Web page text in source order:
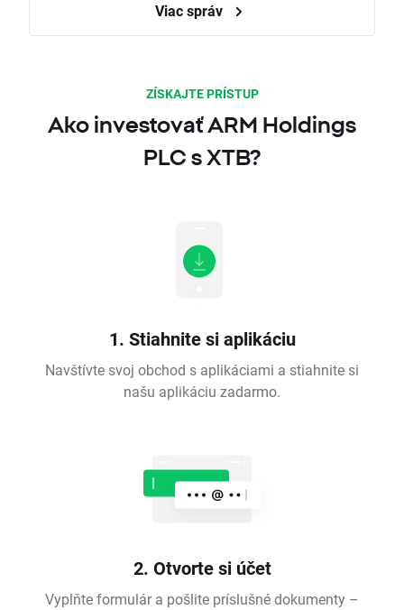
Viac správ
ZÍSKAJTE PRÍSTUP
Ako investovať ARM Holdings
PLC s XTB?
1. Stiahnite si aplikáciu
Navštívte svoj obchod s aplikáciami a stiahnite si
našu aplikáciu zadarmo.
2. Otvorte si účet
Vyplňte formulár a pošlite príslušné dokumenty –